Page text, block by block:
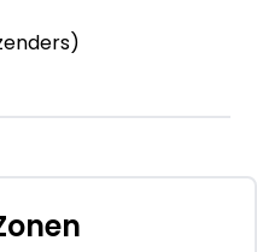
BTW): 3 maanden